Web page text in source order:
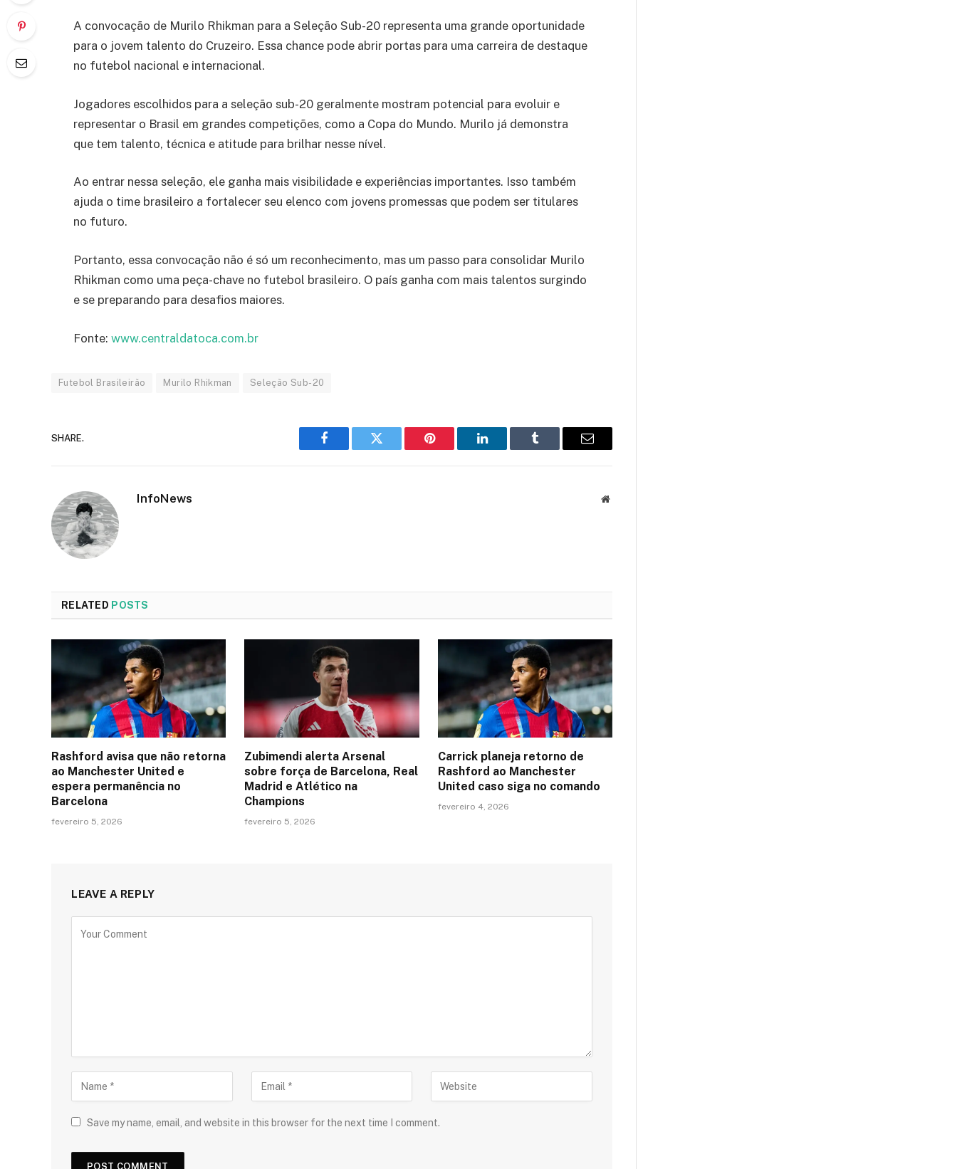
A convocação de Murilo Rhikman para a Seleção Sub-20 representa uma grande oportunidade
para o jovem talento do Cruzeiro. Essa chance pode abrir portas para uma carreira de destaque
no futebol nacional e internacional.
Jogadores escolhidos para a seleção sub-20 geralmente mostram potencial para evoluir e
representar o Brasil em grandes competições, como a Copa do Mundo. Murilo já demonstra
que tem talento, técnica e atitude para brilhar nesse nível.
Ao entrar nessa seleção, ele ganha mais visibilidade e experiências importantes. Isso também
ajuda o time brasileiro a fortalecer seu elenco com jovens promessas que podem ser titulares
no futuro.
Portanto, essa convocação não é só um reconhecimento, mas um passo para consolidar Murilo
Rhikman como uma peça-chave no futebol brasileiro. O país ganha com mais talentos surgindo
e se preparando para desafios maiores.
Fonte: www.centraldatoca.com.br
Futebol Brasileirão Murilo Rhikman Seleção Sub-20
SHARE.
Facebook Twitter Pinterest LinkedIn Tumblr Email
InfoNews Website
RELATED POSTS
Rashford avisa que não retorna
ao Manchester United e
espera permanência no
Barcelona
fevereiro 5, 2026
Zubimendi alerta Arsenal
sobre força de Barcelona, Real
Madrid e Atlético na
Champions
fevereiro 5, 2026
Carrick planeja retorno de
Rashford ao Manchester
United caso siga no comando
fevereiro 4, 2026
LEAVE A REPLY
Save my name, email, and website in this browser for the next time I comment.